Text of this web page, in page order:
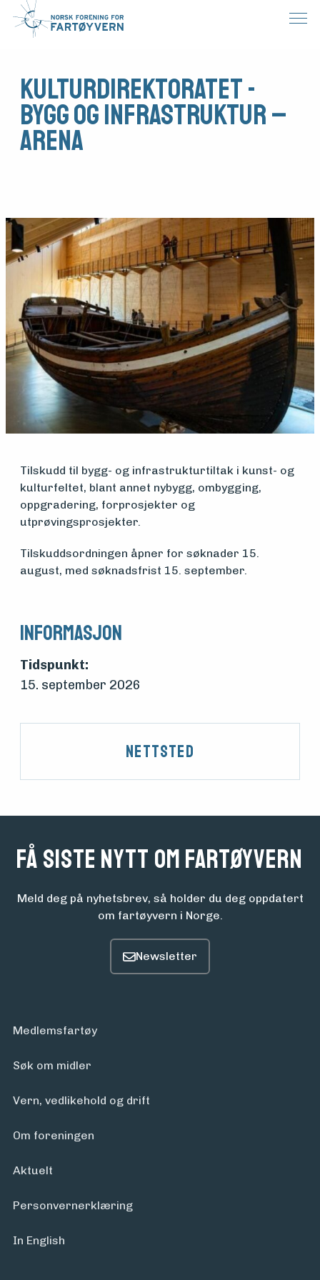
Medlemsfartøy
Søk
om
Vern,
vedlikehold
og drift
foreningen
Aktuelt
Arrangementer
Kulturdirektoratet -
Bygg og infrastruktur –
ARENA
Tilskudd til bygg- og infrastrukturtiltak i kunst- og
kulturfeltet, blant annet nybygg, ombygging,
oppgradering, forprosjekter og
utprøvingsprosjekter.
Tilskuddsordningen åpner for søknader 15.
august, med søknadsfrist 15. september.
Informasjon
Tidspunkt:
15. september 2026
Nettsted
Få siste nytt om fartøyvern
Meld deg på nyhetsbrev, så holder du deg oppdatert
om fartøyvern i Norge.
Medlemsfartøy
Søk om midler
Vern, vedlikehold og drift
Om foreningen
Aktuelt
Personvern­erklæring
In English